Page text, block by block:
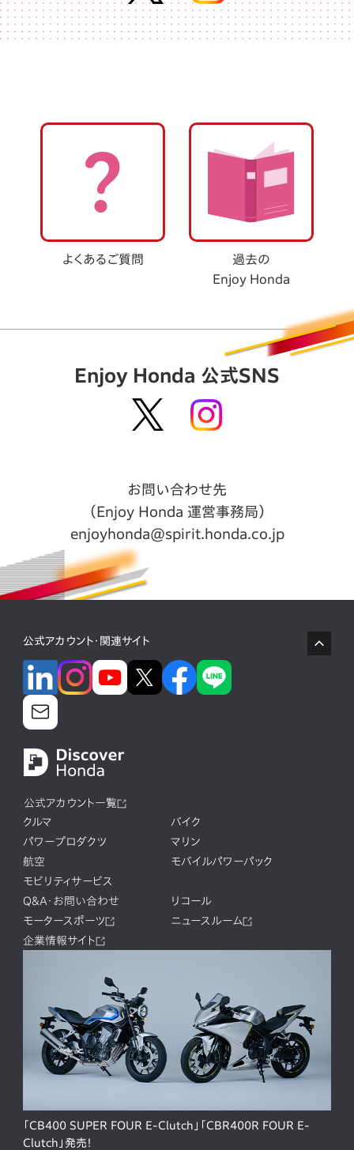
2026.3.6
モビリティリゾートもてぎ
2026.2.23
モビリティリゾートもてぎ
を公開しました。
2026.2.6
「Enjoy Honda 2026 モビリティリゾートもてぎ」のホーム
ページを公開しました。
「Enjoy Honda 2025」の情報をアーカイブに移動しました。
よくあるご質問
過去の
Enjoy Honda
Enjoy Honda 公式SNS
お問い合わせ先
（Enjoy Honda 運営事務局）
enjoyhonda@spirit.honda.co.jp
公式アカウント・関連サイト
公式アカウント一覧
クルマ
バイク
パワープロダクツ
マリン
航空
モバイルパワーパック
モビリティサービス
Q&A・お問い合わせ
リコール
モータースポーツ
ニュースルーム
企業情報サイト
「CB400 SUPER FOUR E-Clutch」「CBR400R FOUR E-
Clutch」発売！